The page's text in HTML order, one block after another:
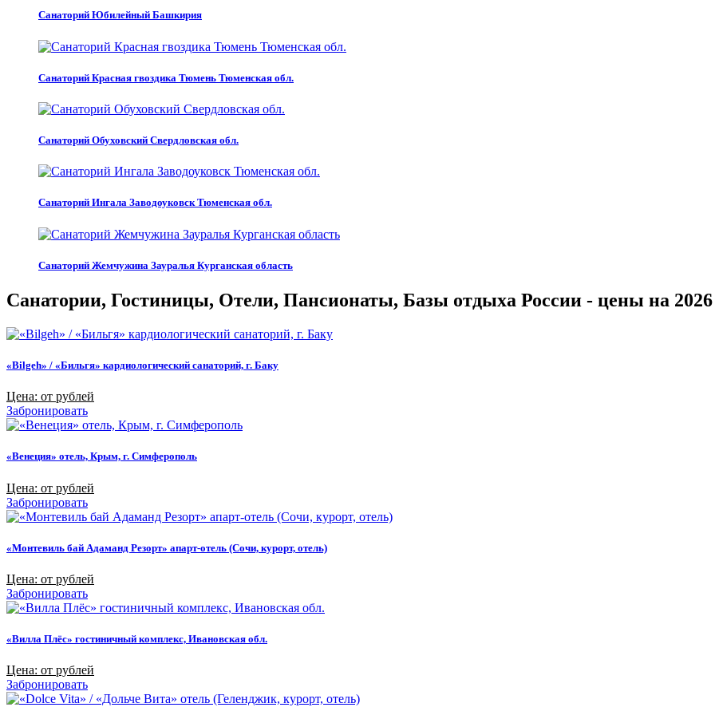
Санаторий Юбилейный Башкирия
Санаторий Красная гвоздика Тюмень Тюменская обл.
Санаторий Обуховский Свердловская обл.
Санаторий Ингала Заводоуковск Тюменская обл.
Санаторий Жемчужина Зауралья Курганская область
Санатории, Гостиницы, Отели, Пансионаты, Базы отдыха России - цены на 2026
«Bilgeh» / «Бильгя» кардиологический санаторий, г. Баку
Цена: от рублей
Забронировать
«Венеция» отель, Крым, г. Симферополь
Цена: от рублей
Забронировать
«Монтевиль бай Адаманд Резорт» апарт-отель (Сочи, курорт, отель)
Цена: от рублей
Забронировать
«Вилла Плёс» гостиничный комплекс, Ивановская обл.
Цена: от рублей
Забронировать